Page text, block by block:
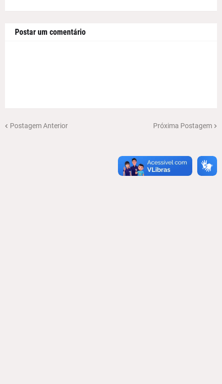
Postar um comentário
Postagem Anterior Próxima Postagem